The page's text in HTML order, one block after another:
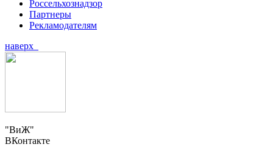
Россельхознадзор
Партнеры
Рекламодателям
наверх
"ВиЖ"
ВКонтакте